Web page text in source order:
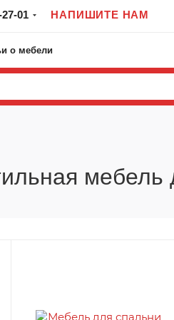
01 НАПИШИТЕ НАМ
о мебели